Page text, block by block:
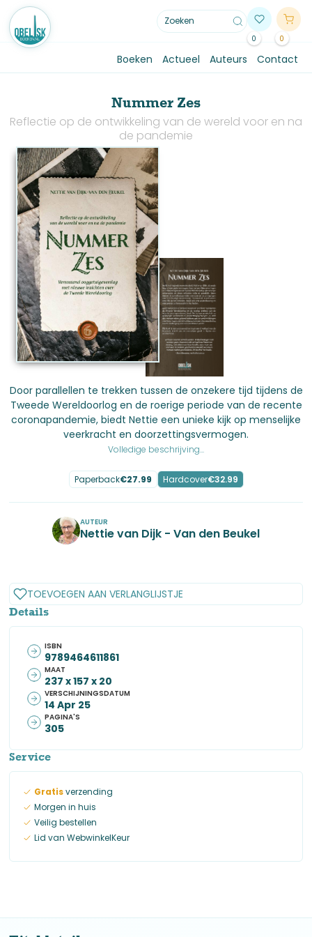
0 0
Boeken Actueel Auteurs Contact
Nummer Zes
Reflectie op de ontwikkeling van de wereld voor en na
de pandemie
Door parallellen te trekken tussen de onzekere tijd tijdens de
Tweede Wereldoorlog en de roerige periode van de recente
coronapandemie, biedt Nettie een unieke kijk op menselijke
veerkracht en doorzettingsvermogen.
Volledige beschrijving...
Paperback€27.99 Hardcover€32.99
AUTEUR
Nettie van Dijk - Van den Beukel
TOEVOEGEN AAN VERLANGLIJSTJE
Details
ISBN
9789464611861
MAAT
237 x 157 x 20
VERSCHIJNINGSDATUM
14 Apr 25
PAGINA'S
305
Service
Gratisverzending
Morgen in huis
Veilig bestellen
Lid van WebwinkelKeur